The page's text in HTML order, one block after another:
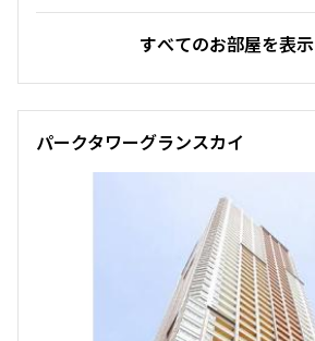
設定する
検索対象お部屋数
286
お部屋を再検索
すべてのお部屋を表示
パークタワーグランスカイ